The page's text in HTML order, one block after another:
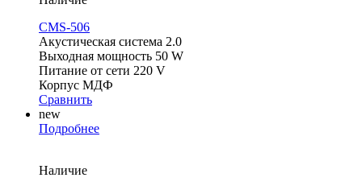
CMS-506
Акустическая система 2.0
Выходная мощность 50 W
Питание от сети 220 V
Корпус МДФ
Сравнить
new
Подробнее
Наличие